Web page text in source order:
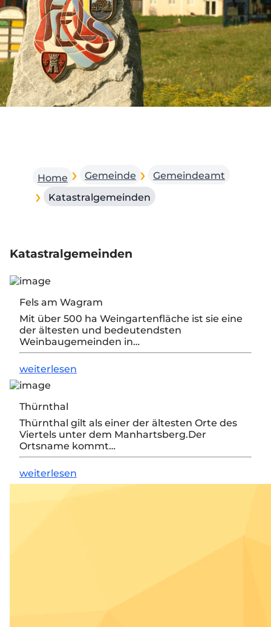
Home Gemeinde
Gemeindeamt
Katastralgemeinden
Katastralgemeinden
Fels am Wagram
Mit über 500 ha Weingartenfläche ist sie eine
der ältesten und bedeutendsten
Weinbaugemeinden in…
weiterlesen
Thürnthal
Thürnthal gilt als einer der ältesten Orte des
Viertels unter dem Manhartsberg.Der
Ortsname kommt…
weiterlesen